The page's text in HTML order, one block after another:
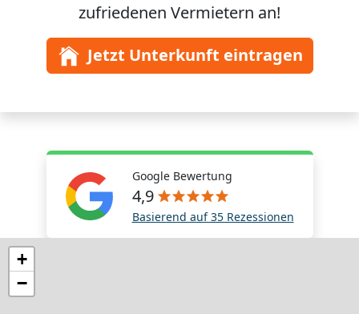
zufriedenen Vermietern an!
Jetzt Unterkunft eintragen
Google Bewertung
4,9
Basierend auf 35 Rezessionen
+
−